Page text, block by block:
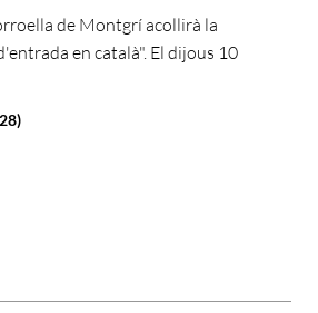
de Montgrí acollirà la
en català". El dijous 10